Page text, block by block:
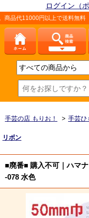
ログイン（
上で送料無料（一部を除く
手芸の店 もりお！ > 手芸ひ
リボン
■廃番■ 購入不可｜ハマ
-078 水色